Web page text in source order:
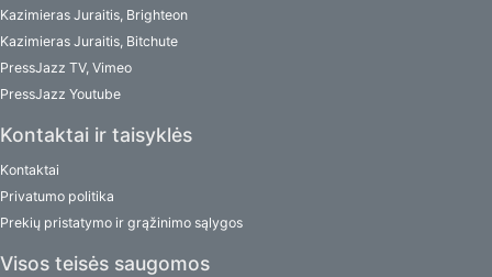
Kazimieras Juraitis, Brighteon
Kazimieras Juraitis, Bitchute
PressJazz TV, Vimeo
PressJazz Youtube
Kontaktai ir taisyklės
Kontaktai
Privatumo politika
Prekių pristatymo ir grąžinimo sąlygos
Visos teisės saugomos